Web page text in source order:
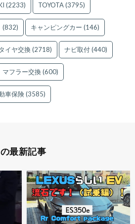
(2233) TOYOTA(3795)
(832) キャンピングカー (146)
タイヤ交換(2718) ナビ取付(440)
マフラー交換(600)
車保険(3585)
最新記事